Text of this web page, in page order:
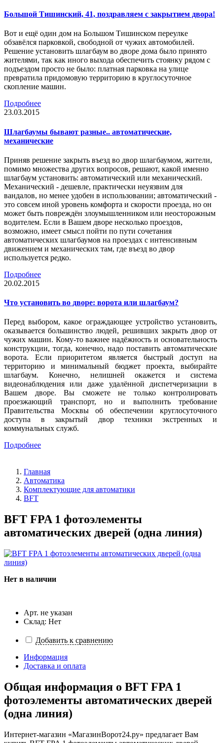
Большой Тишинский, 41, поздравляем с закрытием двора!
Вот и ещё один дом на Большом Тишинском переулке
обзавёлся парковкой, свободной от чужих автомобилей.
Решение установить шлагбаум во дворе дома было принято
жителями, так как иного выхода обеспечить стоянку рядом с
подъездом просто не было: платная парковка на улице
превратила придомовую территорию в круглосуточное
скопление машин.
Подробнее
23.03.2015
Шлагбаумы бывают разные.. автоматические,
механические
Приняв решение закрыть въезд во двор шлагбаумом, жители,
помимо множества других вопросов, решают, какой именно
шлагбаум установить: автоматический или механический.
Механический - дешевле, практически неуязвим для
вандалов, но менее удобен в использовании; автоматический -
это совсем иной уровень комфорта и скорости проезда, но он
может быть повреждён злоумышленником или неосторожным
водителем. Если в Вашем дворе несколько проездов,
возможно, имеет смысл пойти по пути сочетания
автоматических шлагбаумов на проездах с интенсивным
движением и механических там, где въезд во двор
используется редко.
Подробнее
20.02.2015
Что установить во дворе: ворота или шлагбаум?
Перед выбором, какое ограждающее устройство установить,
оказывается большинство людей, решивших закрыть двор от
чужих машин. Кому-то важнее надёжность и основательность
конструкции, тогда, конечно, надо поставить автоматические
ворота. Если приоритетом является быстрый доступ на
территорию и минимальный бюджет проекта, выбирайте
шлагбаум. Конечно, нелишней окажется и система
видеонаблюдения или даже удалённой диспетчеризации в
Вашем дворе. Вы сможете не только контролировать
проезжающий транспорт, но и выполнить требование
Правительства Москвы об обеспечении круглосуточного
доступа в закрытый двор техники экстренных и
коммунальных служб.
Подробнее
Главная
Автоматика
Комплектующие для автоматики
BFT
BFT FPA 1 фотоэлементы
автоматических дверей (одна линия)
Нет в наличии
Арт. не указан
Склад: Нет
Добавить к сравнению
Информация
Доставка и оплата
Общая информация о BFT FPA 1
фотоэлементы автоматических дверей
(одна линия)
Интернет-магазин «МагазинВорот24.ру» предлагает Вам